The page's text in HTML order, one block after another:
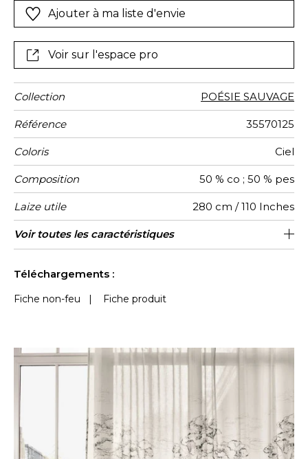
la lumière à travers le dessin et mettant en scène un
panorama fascinant sur une hauteur de 2 80mètres.?
Ajouter à ma liste d'envie
Voir sur l'espace pro
Collection POÉSIE SAUVAGE
Référence 35570125
Coloris Ciel
Composition 50 % co ; 50 % pes
Laize utile 280 cm / 110 Inches
Rétrécissement <3%
Raccord Raccord libre
Sens De haut
Poids g/m² 110
Performance
Accoustique
aw - 0.15
Usage
Entretien
Pays
d'origine
Espagne
Rapport
Horizontal
132 cm / 52 Inches
Voir toutes les caractéristiques
Téléchargements :
Fiche non-feu | Fiche produit